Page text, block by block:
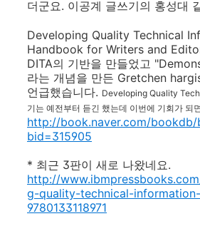
더군요. 이공계 글쓰기의 홍성대
Developing Quality Technical
Handbook for Writers and
DITA의 기반을 만들었고
라는 개념을 만든 Gretchen
언급했습니다. Developing Quality
기는 예전부터 듣긴 했는데 이번에 기회가 되
http://book.naver.com/bookdb/
bid=315905
* 최근 3판이 새로 나왔네요.
http://
g-quality-technical-
9780133118971